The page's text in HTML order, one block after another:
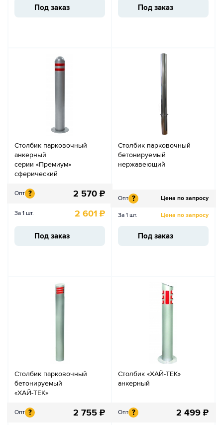
Под заказ Под заказ
Столбик парковочный
анкерный
серии «Премиум»
сферический
Опт ? 2 570 ₽
За 1 шт. 2 601 ₽
Под заказ
Столбик парковочный
бетонируемый
нержавеющий
Опт ? Цена по запросу
За 1 шт. Цена по запросу
Под заказ
Столбик парковочный
бетонируемый
«ХАЙ-ТЕК»
Опт ? 2 755 ₽
Столбик «ХАЙ-ТЕК»
анкерный
Опт ? 2 499 ₽